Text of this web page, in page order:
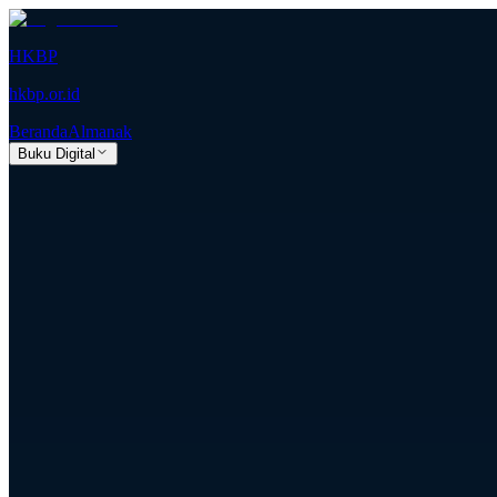
HKBP
hkbp.or.id
BerandaAlmanak
Buku Digital